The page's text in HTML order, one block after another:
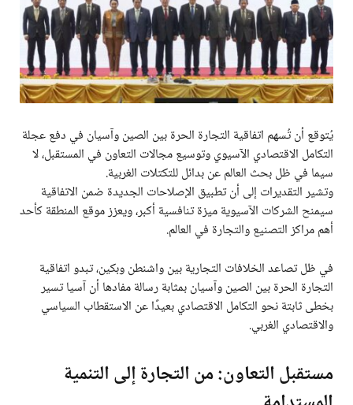
يُتوقع أن تُسهم اتفاقية التجارة الحرة بين الصين وآسيان في دفع عجلة
التكامل الاقتصادي الآسيوي وتوسيع مجالات التعاون في المستقبل، لا
سيما في ظل بحث العالم عن بدائل للتكتلات الغربية.
وتشير التقديرات إلى أن تطبيق الإصلاحات الجديدة ضمن الاتفاقية
سيمنح الشركات الآسيوية ميزة تنافسية أكبر، ويعزز موقع المنطقة كأحد
أهم مراكز التصنيع والتجارة في العالم.
في ظل تصاعد الخلافات التجارية بين واشنطن وبكين، تبدو اتفاقية
التجارة الحرة بين الصين وآسيان بمثابة رسالة مفادها أن آسيا تسير
بخطى ثابتة نحو التكامل الاقتصادي بعيدًا عن الاستقطاب السياسي
والاقتصادي الغربي.
مستقبل التعاون: من التجارة إلى التنمية